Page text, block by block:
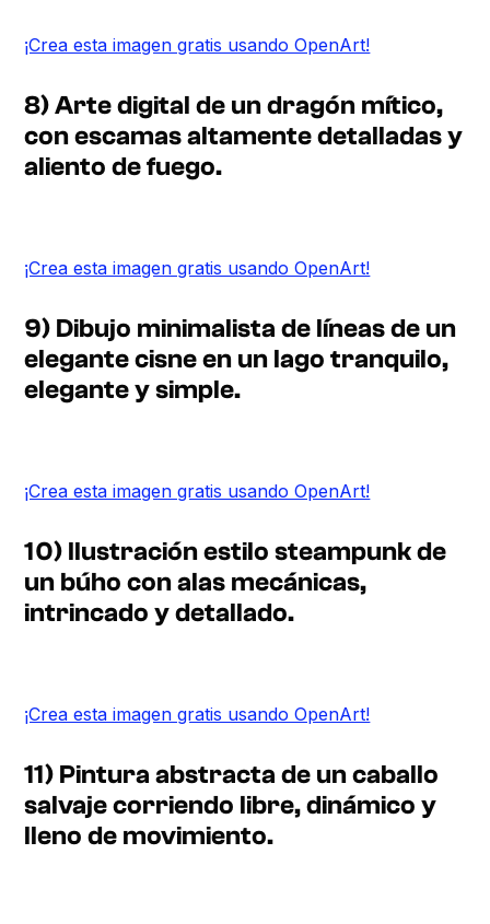
¡Crea esta imagen gratis usando OpenArt!
8) Arte digital de un dragón mítico,
con escamas altamente detalladas y
aliento de fuego.
¡Crea esta imagen gratis usando OpenArt!
9) Dibujo minimalista de líneas de un
elegante cisne en un lago tranquilo,
elegante y simple.
¡Crea esta imagen gratis usando OpenArt!
10) Ilustración estilo steampunk de
un búho con alas mecánicas,
intrincado y detallado.
¡Crea esta imagen gratis usando OpenArt!
11) Pintura abstracta de un caballo
salvaje corriendo libre, dinámico y
lleno de movimiento.